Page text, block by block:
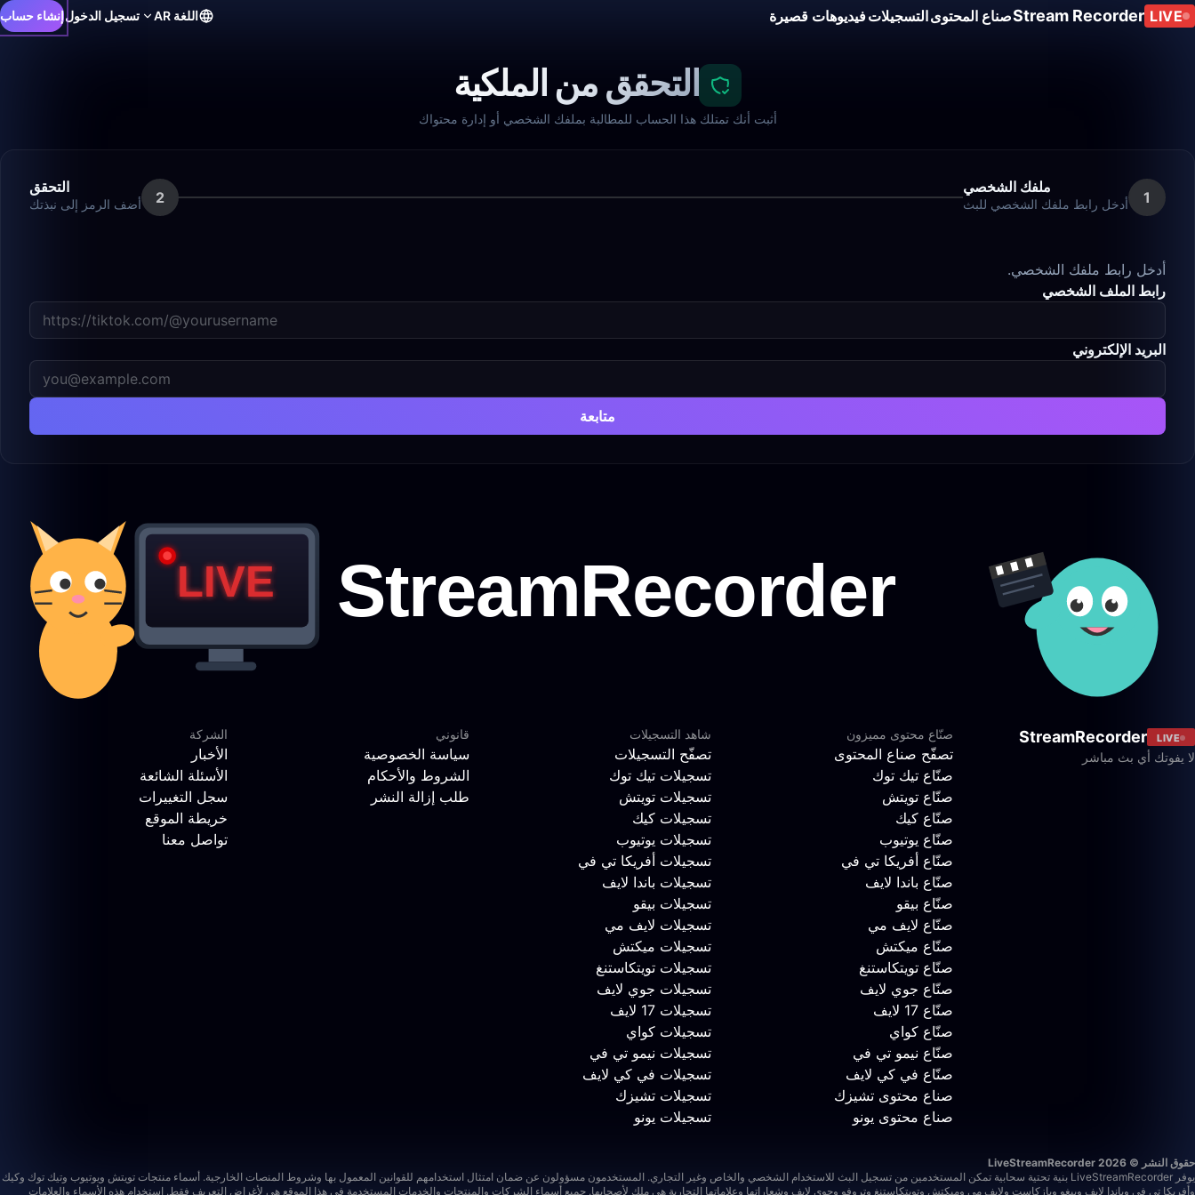
LIVE
Stream Recorderصناع المحتوىالتسجيلاتفيديوهات قصيرة اللغة AR تسجيل الدخولإنشاء حساب
التحقق من الملكية
أثبت أنك تمتلك هذا الحساب للمطالبة بملفك الشخصي أو إدارة محتواك
1
ملفك الشخصي
أدخل رابط ملفك الشخصي للبث 2
التحقق
أضف الرمز إلى نبذتك
أدخل رابط ملفك الشخصي.
رابط الملف الشخصي
البريد الإلكتروني
متابعة
LIVE
StreamRecorder
لا يفوتك أي بث مباشر
صنّاع محتوى مميزون
تصفّح صناع المحتوى
صنّاع تيك توك
صنّاع تويتش
صنّاع كيك
صنّاع يوتيوب
صنّاع أفريكا تي في
صنّاع باندا لايف
صنّاع بيقو
صنّاع لايف مي
صنّاع ميكتش
صنّاع تويتكاستنغ
صنّاع جوي لايف
صنّاع 17 لايف
صنّاع كواي
صنّاع نيمو تي في
صنّاع في كي لايف
صناع محتوى تشيزك
صناع محتوى يونو
شاهد التسجيلات
تصفّح التسجيلات
تسجيلات تيك توك
تسجيلات تويتش
تسجيلات كيك
تسجيلات يوتيوب
تسجيلات أفريكا تي في
تسجيلات باندا لايف
تسجيلات بيقو
تسجيلات لايف مي
تسجيلات ميكتش
تسجيلات تويتكاستنغ
تسجيلات جوي لايف
تسجيلات 17 لايف
تسجيلات كواي
تسجيلات نيمو تي في
تسجيلات في كي لايف
تسجيلات تشيزك
تسجيلات يونو
قانوني
سياسة الخصوصية
الشروط والأحكام
طلب إزالة النشر
الشركة
الأخبار
الأسئلة الشائعة
سجل التغييرات
خريطة الموقع
تواصل معنا
حقوق النشر © 2026 LiveStreamRecorder
يوفر LiveStreamRecorder بنية تحتية سحابية تمكن المستخدمين من تسجيل البث للاستخدام الشخصي والخاص وغير التجاري. المستخدمون مسؤولون عن ضمان امتثال استخدامهم للقوانين المعمول بها وشروط المنصات الخارجية.
أسماء منتجات تويتش ويوتيوب وتيك توك وكيك
وأفريكا تي في وباندا لايف وبيغو وبازكاست ولايف مي وميكتش وتويتكاستنغ وتروفو وجوي لايف وشعاراتها وعلاماتها التجارية هي ملك لأصحابها. جميع أسماء الشركات والمنتجات والخدمات المستخدمة في هذا الموقع هي لأغراض التعريف فقط. استخدام هذه الأسماء والعلامات